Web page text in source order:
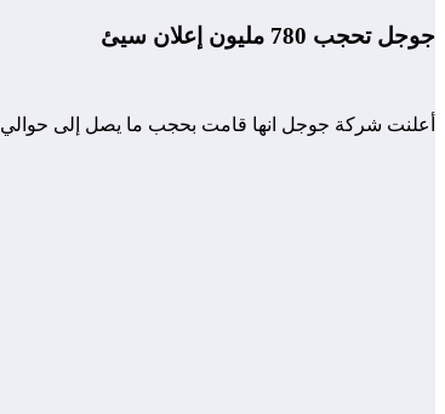
جوجل تحجب 780 مليون إعلان سيئ
أعلنت شركة جوجل انها قامت بحجب ما يصل إلى حوالي 780 مليون إعلان سيئ ، وتشكل هذه الأرقام زيادة بنسبة 50 في المئة تقريباً مقارنةً بأرقام العام السابق 2014.